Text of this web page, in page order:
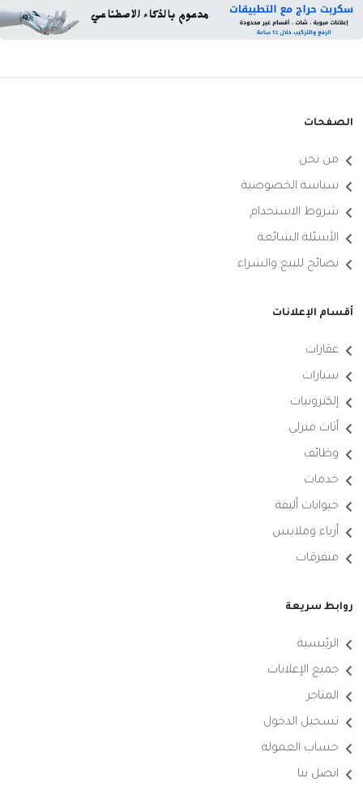
الصفحات
من نحن
سياسة الخصوصية
شروط الاستخدام
الأسئلة الشائعة
نصائح للبيع والشراء
أقسام الإعلانات
عقارات
سيارات
إلكترونيات
أثاث منزلي
وظائف
خدمات
حيوانات أليفة
أزياء وملابس
متفرقات
روابط سريعة
الرئيسية
جميع الإعلانات
المتاجر
تسجيل الدخول
حساب العمولة
اتصل بنا